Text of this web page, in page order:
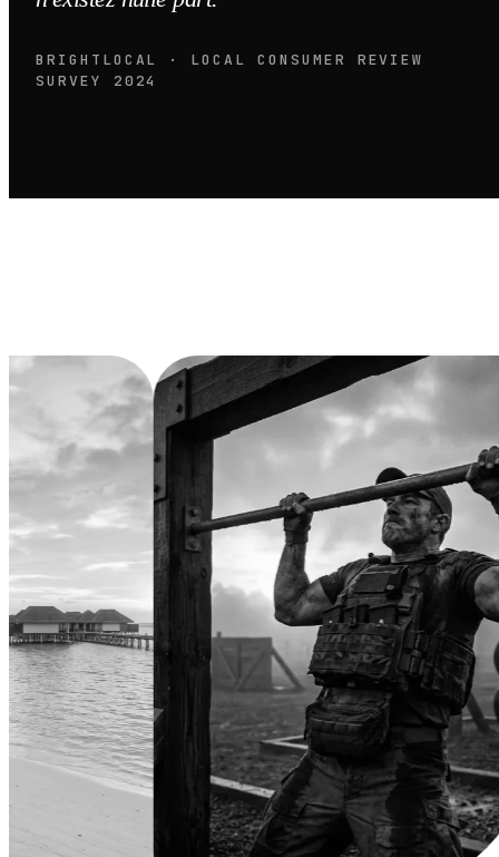
BRIGHTLOCAL · LOCAL CONSUMER REVIEW
SURVEY 2024